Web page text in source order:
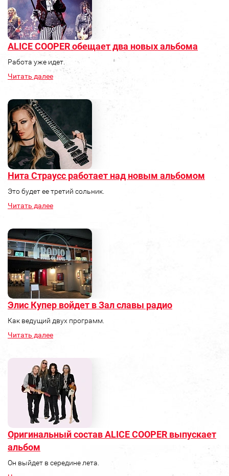
ALICE COOPER обещает два новых альбома
Работа уже идет.
Читать далее
Нита Страусс работает над новым альбомом
Это будет ее третий сольник.
Читать далее
Элис Купер войдет в Зал славы радио
Как ведущий двух программ.
Читать далее
Оригинальный состав ALICE COOPER выпускает
альбом
Он выйдет в середине лета.